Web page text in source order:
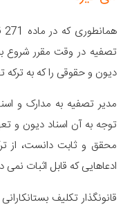
تصفیه در وقت مقرر شروع
دیون و حقوقی را که به ترکه
مدیر تصفیه به مدارک و
توجه به آن اسناد دیون و
محقق و ثابت دانست، از
ادعاهایی که قابل اثبات نمی
قانونگذار تکلیف